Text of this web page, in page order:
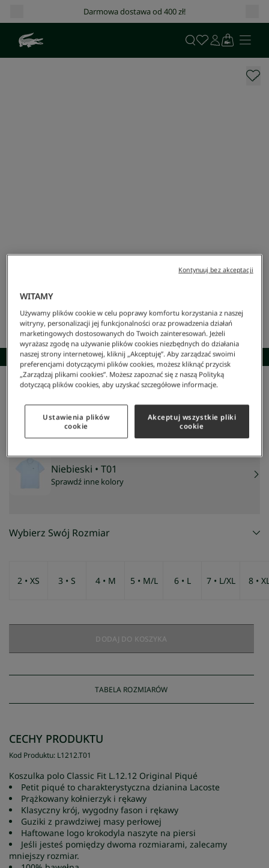
Darmowa dostawa od 400 zł!
SKOMPLETUJ STYLIZACJĘ
Lacoste/ Mężczyzna Koszulki Polo Koszulka Polo L.12.12 Classic Fit
Koszulka Polo L.12.12 Classic Fit
Niebieski • T01
Sprawdź inne kolory
Wybierz Swój Rozmiar
2 • XS 3 • S 4 • M 5 • M/L 6 • L 7 • L/XL 8 •
DODAJ DO KOSZYKA
TABELA ROZMIARÓW
CECHY PRODUKTU
Kod Produktu: L1212.T01
Koszulka polo Classic Fit L.12.12 Original Piqué
Petit piqué to charakterystyczna dzianina Lacoste
Prążkowany kołnierzyk i rękawy
Klasyczny krój, wygodny fason i rękawy
Guziki z prawdziwej masy perłowej
Haftowane logo krokodyla naszyte na piersi
Jeśli jesteś pomiędzy dwoma rozmiarami, zalecamy
mniejszy rozmiar.
WITAMY
Używamy plików cookie w celu poprawy komfortu korzystania z naszej
witryny, personalizacji jej funkcjonalności oraz prowadzenia działań
marketingowych dostosowanych do Twoich zainteresowań. Jeżeli
wyrażasz zgodę na używanie plików cookies niezbędnych do działania
naszej strony internetowej, kliknij „Akceptuję”. Aby zarządzać swoimi
preferencjami dotyczącymi plików cookies, możesz kliknąć przycisk
„Zarządzaj plikami cookies”. Możesz zapoznać się z naszą Polityką
dotyczącą plików cookies, aby uzyskać szczegółowe informacje.
Ustawienia plików
cookie
Akceptuj wszystkie pliki
cookie
Kontynuuj bez akceptacji